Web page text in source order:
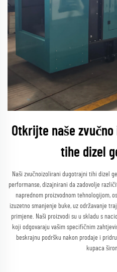
Otkrijte naše
tihe dizel
Naši zvučnoizolirani dugotrajni tihi dizel
performanse, dizajnirani da zadovolje
naprednom proizvodnom tehnologijom,
izuzetno smanjenje buke, uz održavanje
primjene. Naši proizvodi su u skladu s
koji odgovaraju vašim specifičnim
beskrajnu podršku nakon prodaje i
kupaca